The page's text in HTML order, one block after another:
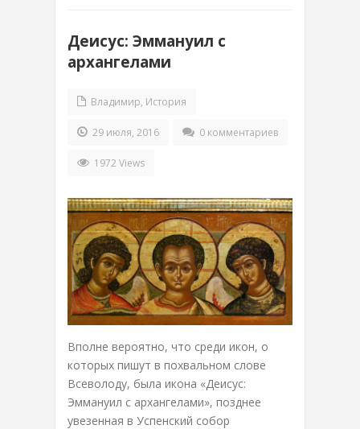
Деисус: Эммануил с
архангелами
Владимир, История
29 июля, 2016 0 комментариев
1972 Views
Вполне вероятно, что среди икон, о
которых пишут в похвальном слове
Всеволоду, была икона «Деисус:
Эммануил с архангелами», позднее
увезенная в Успенский собор